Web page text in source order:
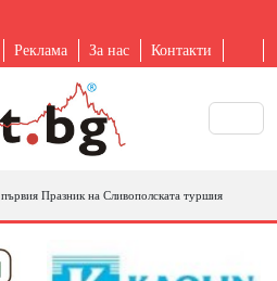
Реклама За нас Контакти
Празник на Сливополската туршия